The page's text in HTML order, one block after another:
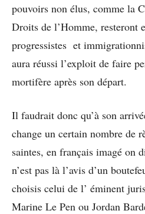
pouvoirs non élus, comme la
Droits de l’Homme, resteront
progressistes et
aura réussi l’exploit de faire
mortifère après son départ.
Il faudrait donc qu’à son
change un certain nombre de
saintes, en français imagé on
n’est pas là l’avis d’un
choisis celui de l’ éminent
Marine Le Pen ou Jordan